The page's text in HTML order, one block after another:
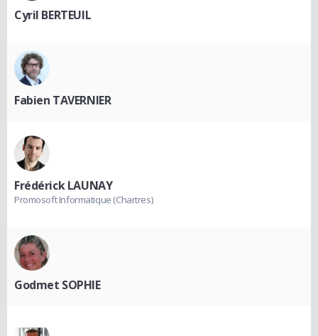
Cyril BERTEUIL
Fabien TAVERNIER
Frédérick LAUNAY
Promosoft Informatique (Chartres)
Godmet SOPHIE